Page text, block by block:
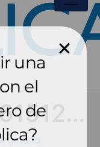
notario
una
el
de